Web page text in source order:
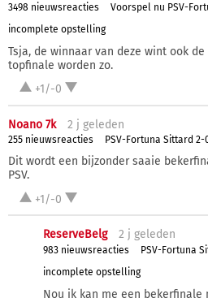
3498 nieuwsreacties
Voorspel nu PSV-
incomplete opstelling
Tsja, de winnaar van deze wint ook
topfinale worden zo.
+1/-0
Noano 7k 2 j geleden
255 nieuwsreacties PSV-Fortuna Sittard
Dit wordt een bijzonder saaie
PSV.
+1/-0
ReserveBelg 2 j geleden
983 nieuwsreacties
PSV-Fortuna
incomplete opstelling
Nou ik kan me een bekerfinale